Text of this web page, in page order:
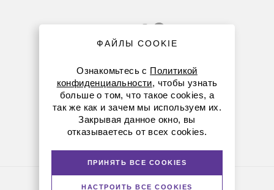
8 (800) 234-05-08
+7 (923) 303-01-52
ФАЙЛЫ COOKIE
Ознакомьтесь с Политикой
конфиденциальности, чтобы узнать
больше о том, что такое cookies, а
так же как и зачем мы используем их.
Закрывая данное окно, вы
отказываетесь от всех cookies.
ПРИНЯТЬ ВСЕ COOKIES
НАСТРОИТЬ ВСЕ COOKIES